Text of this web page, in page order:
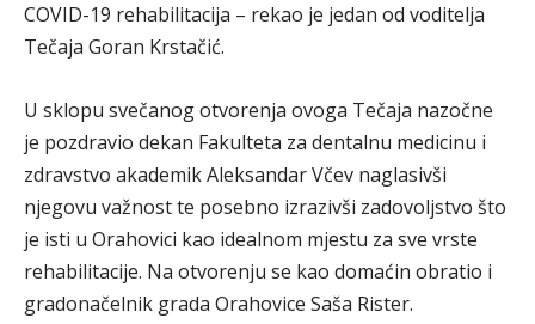
COVID-19 rehabilitacija – rekao je jedan od voditelja
Tečaja Goran Krstačić.
U sklopu svečanog otvorenja ovoga Tečaja nazočne
je pozdravio dekan Fakulteta za dentalnu medicinu i
zdravstvo akademik Aleksandar Včev naglasivši
njegovu važnost te posebno izrazivši zadovoljstvo što
je isti u Orahovici kao idealnom mjestu za sve vrste
rehabilitacije. Na otvorenju se kao domaćin obratio i
gradonačelnik grada Orahovice Saša Rister.